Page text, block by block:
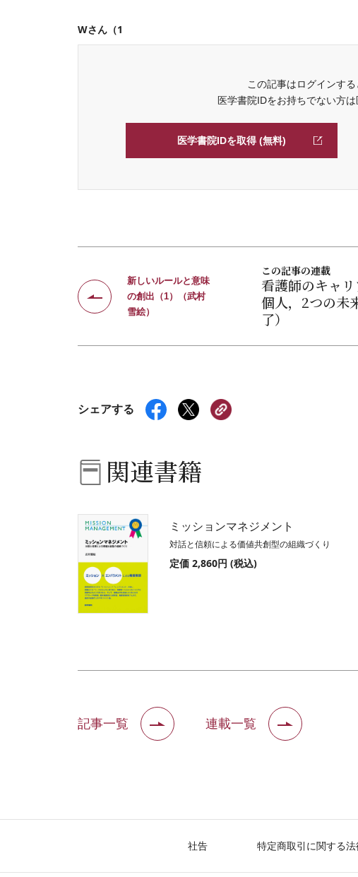
Wさん（1
この記事はログインす
医学書院IDをお持ちでない方
医学書院IDを取得 (無料)
この記事の連載
看護師のキャ
個人，2つの未
了）
新しいルールと意味
の創出（1）（武村
雪絵）
シェアする
関連書籍
ミッションマネジメント
対話と信頼による価値共創型の組織づくり
定価 2,860円 (税込)
記事一覧 連載一覧
社告 特定商取引に関する